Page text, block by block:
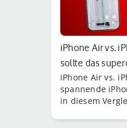
iPhone Air vs.
sollte das
kaufen…
iPhone Air vs.
spannende
in diesem